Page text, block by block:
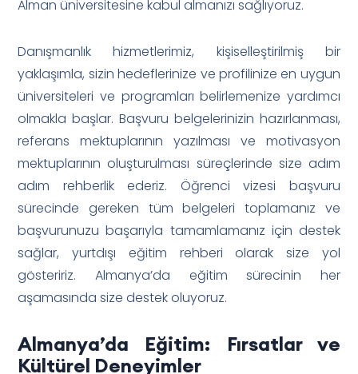
Alman üniversitesine kabul almanızı sağlıyoruz.
Danışmanlık hizmetlerimiz, kişiselleştirilmiş bir
yaklaşımla, sizin hedeflerinize ve profilinize en uygun
üniversiteleri ve programları belirlemenize yardımcı
olmakla başlar. Başvuru belgelerinizin hazırlanması,
referans mektuplarının yazılması ve motivasyon
mektuplarının oluşturulması süreçlerinde size adım
adım rehberlik ederiz. Öğrenci vizesi başvuru
sürecinde gereken tüm belgeleri toplamanız ve
başvurunuzu başarıyla tamamlamanız için destek
sağlar, yurtdışı eğitim rehberi olarak size yol
gösteririz. Almanya’da eğitim sürecinin her
aşamasında size destek oluyoruz.
Almanya’da Eğitim: Fırsatlar ve
Kültürel Deneyimler